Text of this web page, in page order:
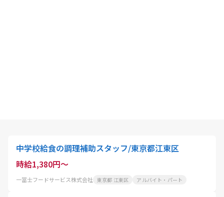
中学校給食の調理補助スタッフ/東京都江東区
時給1,380円～
一冨士フードサービス株式会社 東京都 江東区 アルバイト・パート